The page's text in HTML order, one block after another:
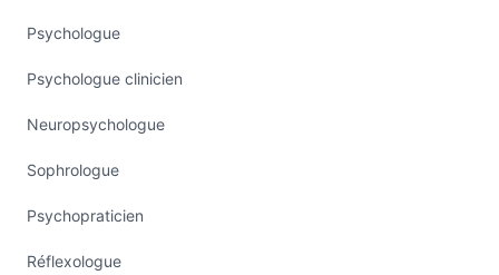
Psychologue
Psychologue clinicien
Neuropsychologue
Sophrologue
Psychopraticien
Réflexologue